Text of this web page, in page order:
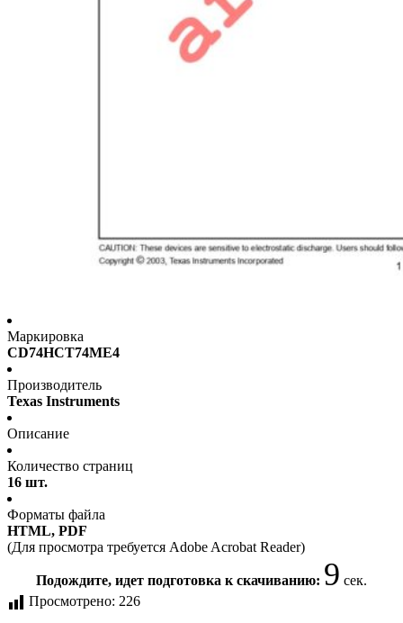
Маркировка
CD74HCT74ME4
Производитель
Texas Instruments
Описание
Количество страниц
16 шт.
Форматы файла
HTML, PDF
(Для просмотра требуется Adobe Acrobat Reader)
Подождите, идет подготовка к скачиванию: 9 сек.
Просмотрено: 226